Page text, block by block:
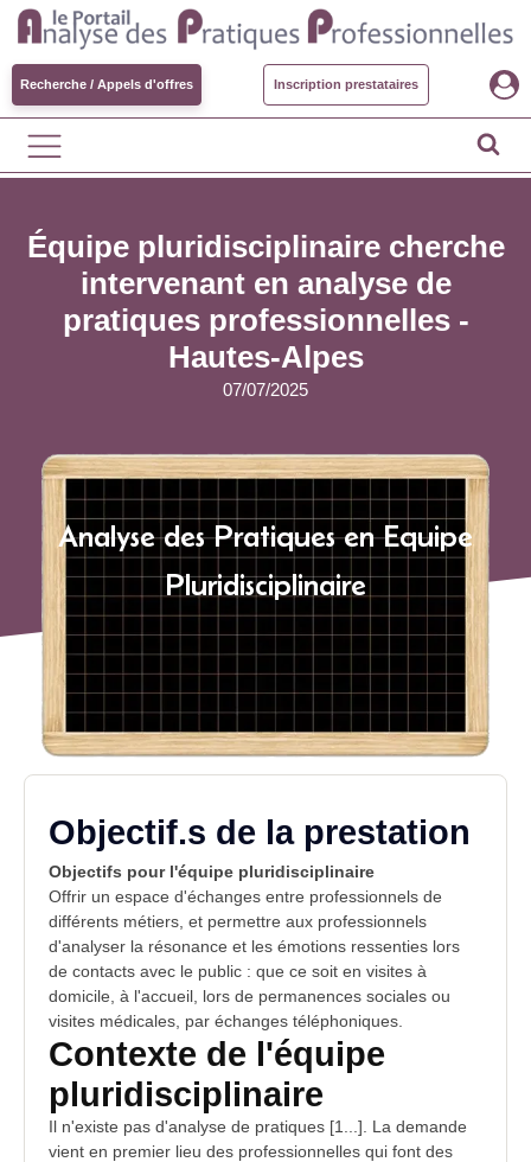
Recherche / Appels d'offres Inscription prestataires
Équipe pluridisciplinaire cherche
intervenant en analyse de
pratiques professionnelles -
Hautes-Alpes
07/07/2025
Analyse des Pratiques en Equipe
Pluridisciplinaire
Objectif.s de la prestation
Objectifs pour l'équipe pluridisciplinaire
Offrir un espace d'échanges entre professionnels de
différents métiers, et permettre aux professionnels
d'analyser la résonance et les émotions ressenties lors
de contacts avec le public : que ce soit en visites à
domicile, à l'accueil, lors de permanences sociales ou
visites médicales, par échanges téléphoniques.
Contexte de l'équipe
pluridisciplinaire
Il n'existe pas d'analyse de pratiques [1...]. La demande
vient en premier lieu des professionnelles qui font des